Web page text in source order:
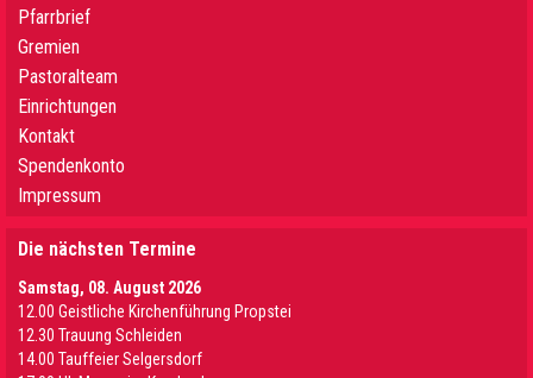
Pfarrbrief
Gremien
Pastoralteam
Einrichtungen
Kontakt
Spendenkonto
Impressum
Die nächsten Termine
Samstag, 08. August 2026
12.00 Geistliche Kirchenführung Propstei
12.30 Trauung Schleiden
14.00 Tauffeier Selgersdorf